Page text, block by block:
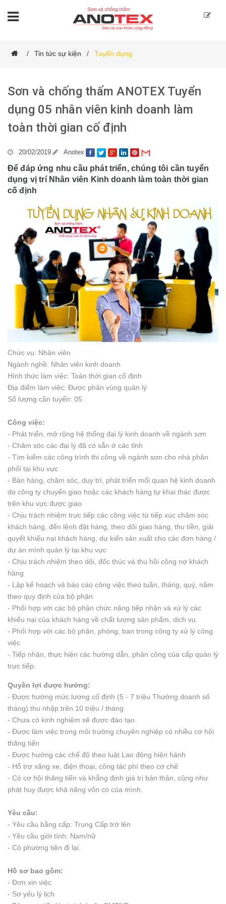
/ Tin tức sự kiện / Tuyển dụng
Sơn và chống thấm ANOTEX Tuyển
dụng 05 nhân viên kinh doanh làm
toàn thời gian cố định
20/02/2019 Anotex
Để đáp ứng nhu cầu phát triển, chúng tôi cần tuyển
dụng vị trí Nhân viên Kinh doanh làm toàn thời gian
cố định
Chức vụ: Nhân viên
Ngành nghề: Nhân viên kinh doanh
Hình thức làm việc: Toàn thời gian cố định
Địa điểm làm việc: Được phân vùng quản lý
Số lượng cần tuyển: 05
Công việc:
- Phát triển, mở rộng hệ thống đại lý kinh doanh về ngành sơn
- Chăm sóc các đại lý đã có sẵn ở các tỉnh
- Tìm kiếm các công trình thi công về ngành sơn cho nhà phân
phối tại khu vực
- Bán hàng, chăm sóc, duy trì, phát triển mối quan hệ kinh doanh
do công ty chuyển giao hoặc các khách hàng tự khai thác được
trên khu vực được giao
- Chịu trách nhiệm trực tiếp các công việc từ tiếp xúc chăm sóc
khách hàng, đến lệnh đặt hàng, theo dõi giao hàng, thu tiền, giải
quyết khiếu nại khách hàng, dự kiến sản xuất cho các đơn hàng /
dự án mình quản lý tại khu vực
- Chịu trách nhiệm theo dõi, đốc thúc và thu hồi công nợ khách
hàng
- Lập kế hoạch và báo cáo công việc theo tuần, tháng, quý, năm
theo quy định của bộ phận
- Phối hợp với các bộ phận chức năng tiếp nhận và xử lý các
khiếu nại của khách hàng về chất lượng sản phẩm, dịch vụ.
- Phối hợp với các bộ phận, phòng, ban trong công ty xử lý công
việc
- Tiếp nhận, thực hiện các hướng dẫn, phân công của cấp quản lý
trực tiếp.
Quyền lợi được hưởng:
- Được hưởng mức lương cố định (5 - 7 triệu Thưởng doanh số
tháng) thu nhập trên 10 triệu / tháng
- Chưa có kinh nghiệm sẽ được đào tạo.
- Được làm việc trong môi trường chuyên nghiệp có nhiều cơ hội
thăng tiến
- Được hưởng các chế độ theo luật Lao động hiện hành
- Hỗ trợ xăng xe, điện thoại, công tác phí theo cơ chế
- Có cơ hội thăng tiến và khẳng định giá trị bản thân, cũng như
phát huy được khả năng vốn có của mình.
Yêu cầu:
- Yêu cầu bằng cấp: Trung Cấp trở lên
- Yêu cầu giới tính: Nam/nữ
- Có phương tiện đi lại.
Hồ sơ bao gồm:
- Đơn xin việc
- Sơ yếu lý lịch